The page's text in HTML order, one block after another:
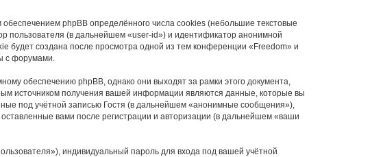
phpBB определённого числа cookies (небольшие текстовые
пользователя (в дальнейшем «user-id») и идентификатор анонимной
будет создана после просмотра одной из тем конференции «Freedom» и
с форумами.
обеспечению phpBB, однако они выходят за рамки этого документа,
источником получения вашей информации являются данные, которые вы
под учётной записью Гостя (в дальнейшем «анонимные сообщения»),
вами после регистрации и авторизации (в дальнейшем «ваши
индивидуальный пароль для входа под вашей учётной